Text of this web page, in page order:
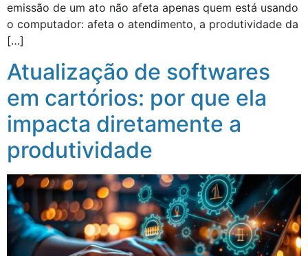
emissão de um ato não afeta apenas quem está usando
o computador: afeta o atendimento, a produtividade da
[…]
Atualização de softwares
em cartórios: por que ela
impacta diretamente a
produtividade